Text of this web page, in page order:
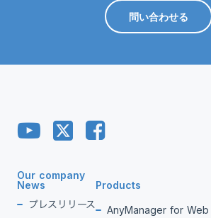
問い合わせる
Our company
News
プレスリリース
Products
AnyManager for Web